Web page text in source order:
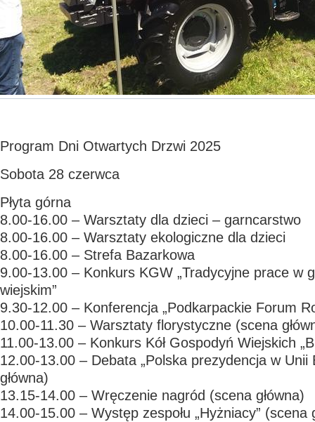
Program Dni Otwartych Drzwi 2025
Sobota 28 czerwca
Płyta górna
8.00-16.00 – Warsztaty dla dzieci – garncarstwo
8.00-16.00 – Warsztaty ekologiczne dla dzieci
8.00-16.00 – Strefa Bazarkowa
9.00-13.00 – Konkurs KGW „Tradycyjne prace w
wiejskim”
9.30-12.00 – Konferencja „Podkarpackie Forum
10.00-11.30 – Warsztaty florystyczne (scena
11.00-13.00 – Konkurs Kół Gospodyń Wiejskich
12.00-13.00 – Debata „Polska prezydencja w Unii
główna)
13.15-14.00 – Wręczenie nagród (scena główna)
14.00-15.00 – Występ zespołu „Hyżniacy” (scena